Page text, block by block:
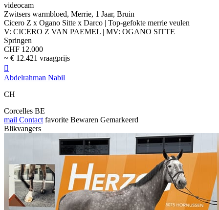
videocam
Zwitsers warmbloed, Merrie, 1 Jaar, Bruin
Cicero Z x Ogano Sitte x Darco | Top-gefokte merrie veulen
V: CICERO Z VAN PAEMEL | MV: OGANO SITTE
Springen
CHF 12.000
~ € 12.421 vraagprijs

Abdelrahman Nabil
CH
Corcelles BE
mail Contact favorite Bewaren Gemarkeerd
Blikvangers